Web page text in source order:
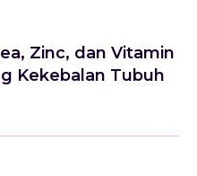
Zinc, dan Vitamin
Kekebalan Tubuh